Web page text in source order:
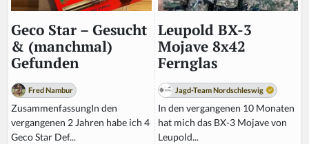
Geco Star – Gesucht
& (manchmal)
Gefunden
Fred Nambur
ZusammenfassungIn den
vergangenen 2 Jahren habe ich 4
Geco Star Def...
Leupold BX-3
Mojave 8x42
Fernglas
Jagd-Team Nordschleswig
In den vergangenen 10 Monaten
hat mich das BX-3 Mojave von
Leupold...